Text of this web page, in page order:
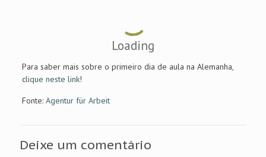
Loading
Para saber mais sobre o primeiro dia de aula na Alemanha,
clique neste link!
Fonte: Agentur für Arbeit
Deixe um comentário